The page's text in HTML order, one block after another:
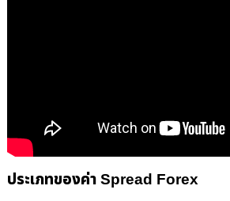
ประเภทของค่า Spread Forex